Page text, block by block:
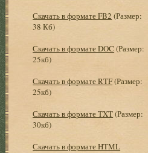
Скачать в формате FB2 (Размер:
38 Кб)
Скачать в формате DOC (Размер:
25кб)
Скачать в формате RTF(Размер:
25кб)
Скачать в формате TXT(Размер:
30кб)
Скачать в формате HTML